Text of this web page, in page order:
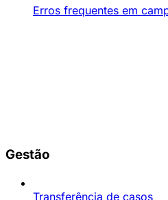
Erros frequentes em
Gestão
Transferência de casos